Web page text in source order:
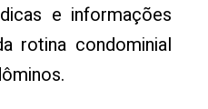
e informações
rotina condominial